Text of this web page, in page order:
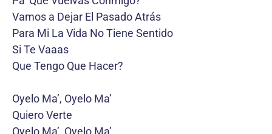
Vamos a Dejar El Pasado Atrás
Para Mi La Vida No Tiene Sentido
Si Te Vaaas
Que Tengo Que Hacer?
Oyelo Ma’, Oyelo Ma’
Quiero Verte
Oyelo Ma’, Oyelo Ma’